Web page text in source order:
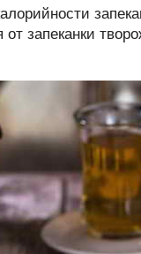
запеканки